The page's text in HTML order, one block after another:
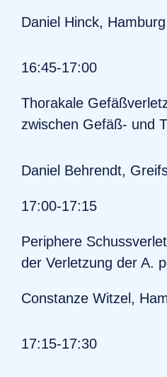
Daniel Hinck, Hamburg
16:45-17:00
Thorakale
zwischen Gefäß- und
Daniel Behrendt,
17:00-17:15
Periphere
der Verletzung der A.
Constanze Witzel,
17:15-17:30